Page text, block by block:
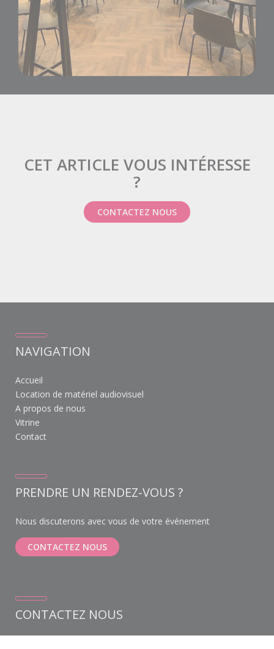
CET ARTICLE VOUS INTÉRESSE
?
CONTACTEZ NOUS
NAVIGATION
Accueil
Location de matériel audiovisuel
A propos de nous
Vitrine
Contact
PRENDRE UN RENDEZ-VOUS ?
Nous discuterons avec vous de votre événement
CONTACTEZ NOUS
CONTACTEZ NOUS